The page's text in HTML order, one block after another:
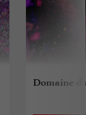
Domaine